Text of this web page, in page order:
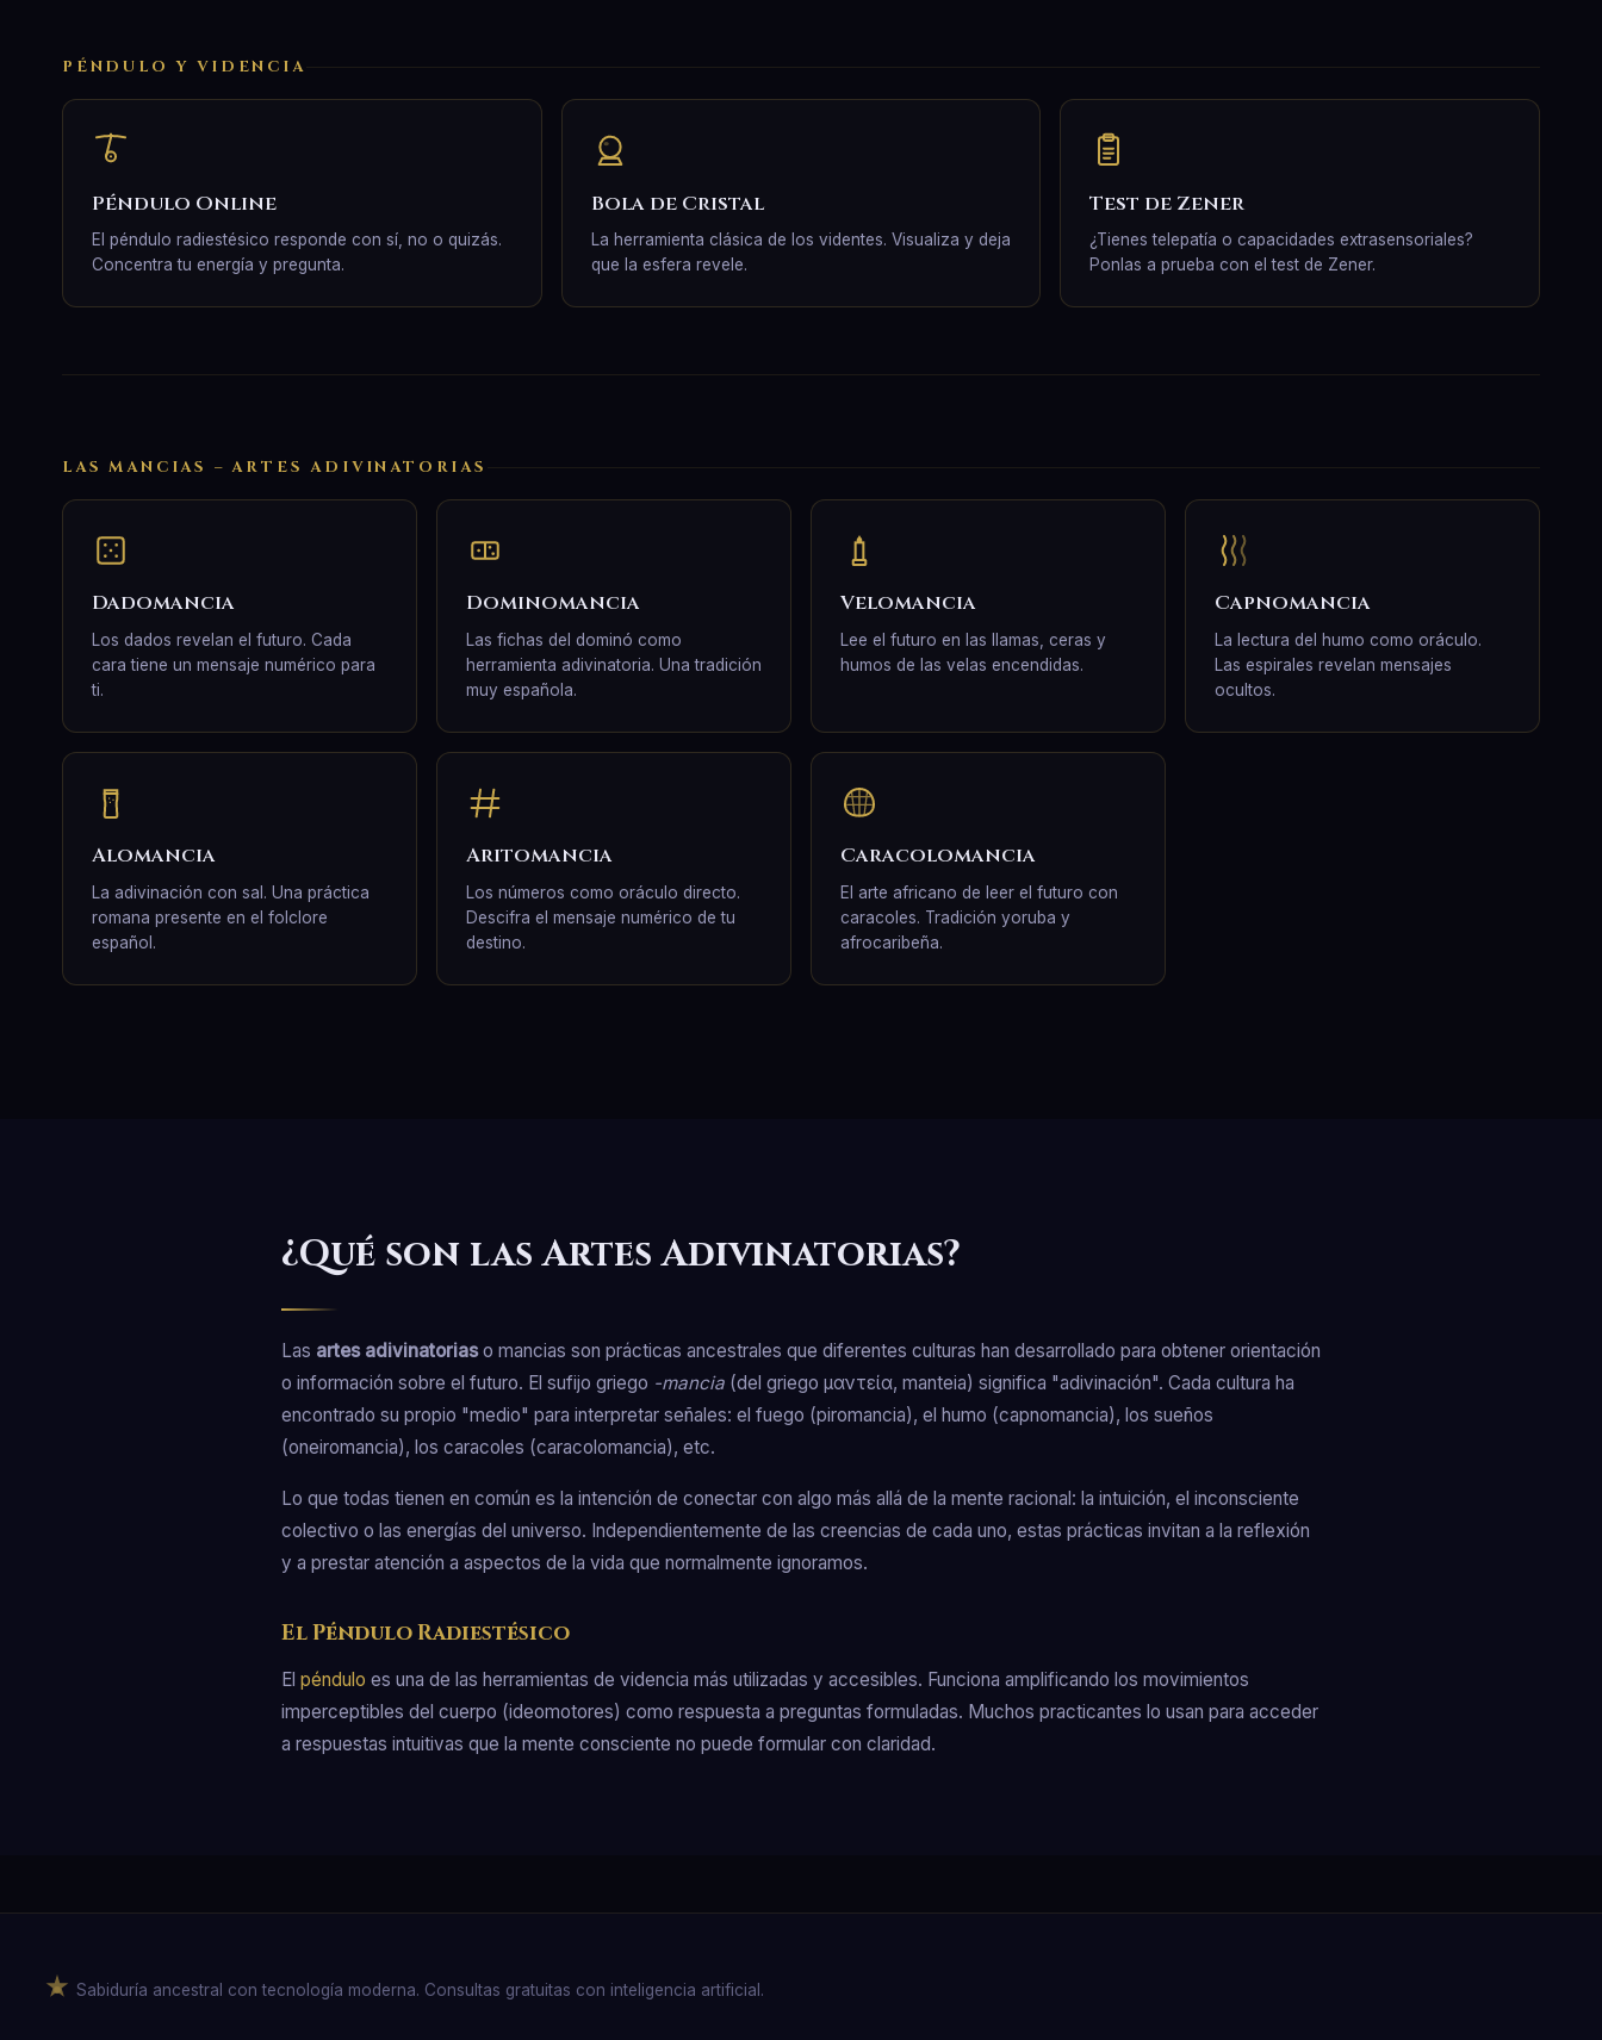
PÉNDULO Y VIDENCIA
Péndulo Online
El péndulo radiestésico responde con sí, no o quizás.
Concentra tu energía y pregunta.
Bola de Cristal
La herramienta clásica de los videntes. Visualiza y deja
que la esfera revele.
Test de Zener
¿Tienes telepatía o capacidades extrasensoriales?
Ponlas a prueba con el test de Zener.
LAS MANCIAS – ARTES ADIVINATORIAS
Dadomancia
Los dados revelan el futuro. Cada
cara tiene un mensaje numérico para
ti.
Dominomancia
Las fichas del dominó como
herramienta adivinatoria. Una tradición
muy española.
Velomancia
Lee el futuro en las llamas, ceras y
humos de las velas encendidas.
Capnomancia
La lectura del humo como oráculo.
Las espirales revelan mensajes
ocultos.
Alomancia
La adivinación con sal. Una práctica
romana presente en el folclore
español.
Aritomancia
Los números como oráculo directo.
Descifra el mensaje numérico de tu
destino.
Caracolomancia
El arte africano de leer el futuro con
caracoles. Tradición yoruba y
afrocaribeña.
¿Qué son las Artes Adivinatorias?
Las artes adivinatoriaso mancias son prácticas ancestrales que diferentes culturas han desarrollado para obtener orientación
o información sobre el futuro. El sufijo griego -mancia (del griego μαντεία, manteia) significa "adivinación". Cada cultura ha
encontrado su propio "medio" para interpretar señales: el fuego (piromancia), el humo (capnomancia), los sueños
(oneiromancia), los caracoles (caracolomancia), etc.
Lo que todas tienen en común es la intención de conectar con algo más allá de la mente racional: la intuición, el inconsciente
colectivo o las energías del universo. Independientemente de las creencias de cada uno, estas prácticas invitan a la reflexión
y a prestar atención a aspectos de la vida que normalmente ignoramos.
El Péndulo Radiestésico
El péndulo es una de las herramientas de videncia más utilizadas y accesibles. Funciona amplificando los movimientos
imperceptibles del cuerpo (ideomotores) como respuesta a preguntas formuladas. Muchos practicantes lo usan para acceder
a respuestas intuitivas que la mente consciente no puede formular con claridad.
Sabiduría ancestral con tecnología moderna. Consultas gratuitas con inteligencia artificial.